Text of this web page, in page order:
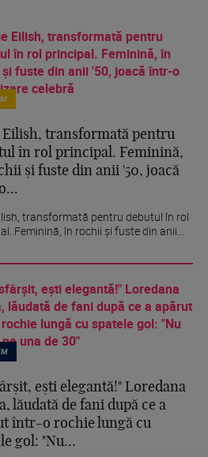
transformată pentru
în rol principal. Feminină,
și fuste din anii '50, joacă
transformată pentru debutul în rol
Feminină, în rochii și fuste din anii...
ești elegantă!" Loredana
lăudată de fani după ce a
într-o rochie lungă cu
gol: "Nu...